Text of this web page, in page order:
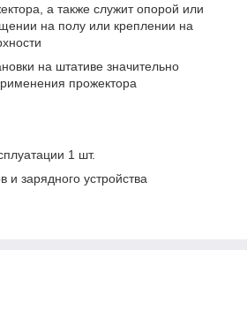
а также служит опорой или
на полу или креплении на
на штативе значительно
прожектора
1 шт.
и зарядного устройства